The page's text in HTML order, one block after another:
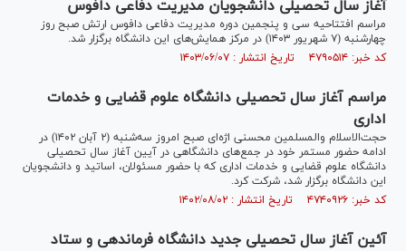
آغاز سال تحصیلی دانشجویان مدیریت دفاعی دافوس
مراسم افتتاحیه سی و پنجمین دوره مدیریت دفاعی دافوس ارتش صبح روز
چهارشنبه (۷ شهریور ۱۴۰۳) در مرکز همایش‌های این دانشگاه برگزار شد.
کد خبر: ۴۷۹۰۵۱۴ تاریخ انتشار : ۱۴۰۳/۰۶/۰۷
مراسم آغاز سال تحصیلی دانشگاه علوم قضایی و خدمات
اداری
حجت‌الاسلام والمسلمین محسنی اژه‌ای صبح امروز سه‌شنبه (۲ آبان ۱۴۰۲) در
ادامه حضور مستمر خود در جمع‌های دانشگاهی در آیین آغاز سال تحصیلی
دانشگاه علوم قضایی و خدمات اداری که با حضور مسئولان، اساتید و دانشجویان
این دانشگاه برگزار شد، شرکت کرد.
کد خبر: ۴۷۴۰۹۲۶ تاریخ انتشار : ۱۴۰۲/۰۸/۰۲
آئین آغاز سال تحصیلی جدید دانشگاه فرماندهی و ستاد